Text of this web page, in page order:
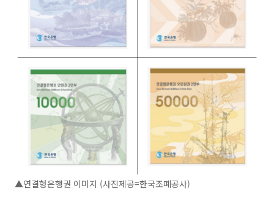
▲연결형은행권 이미지 (사진제공=한국조폐공사)